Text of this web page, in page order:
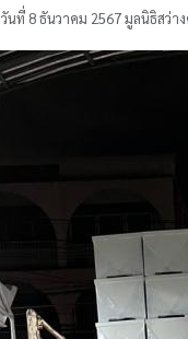
วันที่ 8 ธันวาคม 2567 มูลนิธิสว่า